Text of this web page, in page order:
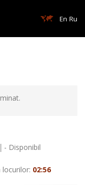
En Ru
- Disponibil
locurilor: 02:56